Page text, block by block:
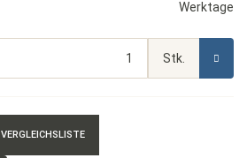
Werktage
Stk.
VERGLEICHSLISTE